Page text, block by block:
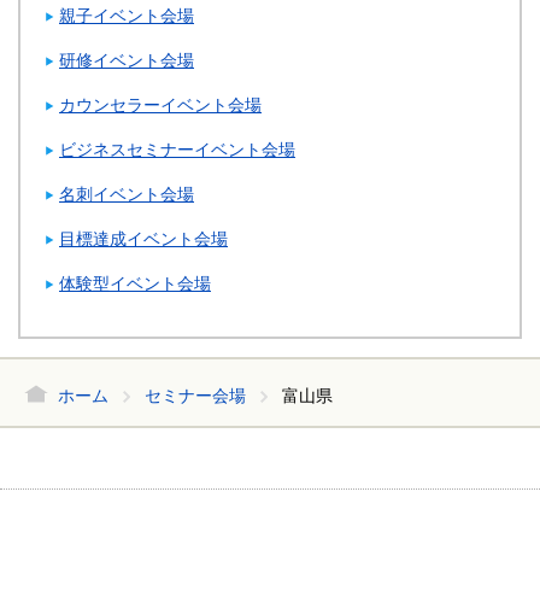
親子イベント会場
研修イベント会場
カウンセラーイベント会場
ビジネスセミナーイベント会場
名刺イベント会場
目標達成イベント会場
体験型イベント会場
ホーム セミナー会場 富山県